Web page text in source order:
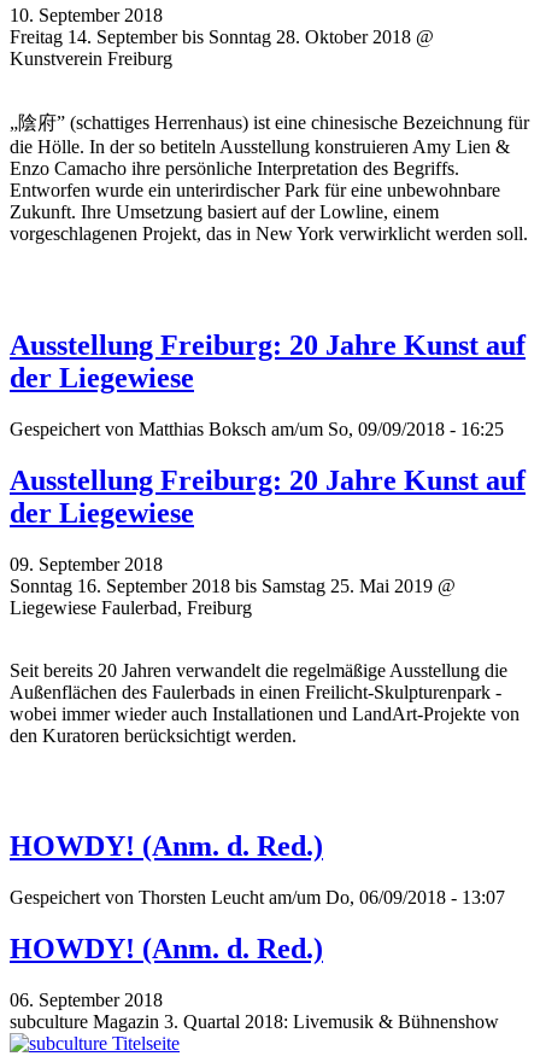
10. September 2018
Freitag 14. September bis Sonntag 28. Oktober 2018 @
Kunstverein Freiburg
„陰府” (schattiges Herrenhaus) ist eine chinesische Bezeichnung für
die Hölle. In der so betiteln Ausstellung konstruieren Amy Lien &
Enzo Camacho ihre persönliche Interpretation des Begriffs.
Entworfen wurde ein unterirdischer Park für eine unbewohnbare
Zukunft. Ihre Umsetzung basiert auf der Lowline, einem
vorgeschlagenen Projekt, das in New York verwirklicht werden soll.
Ausstellung Freiburg: 20 Jahre Kunst auf
der Liegewiese
Gespeichert von Matthias Boksch am/um So, 09/09/2018 - 16:25
Ausstellung Freiburg: 20 Jahre Kunst auf
der Liegewiese
09. September 2018
Sonntag 16. September 2018 bis Samstag 25. Mai 2019 @
Liegewiese Faulerbad, Freiburg
Seit bereits 20 Jahren verwandelt die regelmäßige Ausstellung die
Außenflächen des Faulerbads in einen Freilicht-Skulpturenpark -
wobei immer wieder auch Installationen und LandArt-Projekte von
den Kuratoren berücksichtigt werden.
HOWDY! (Anm. d. Red.)
Gespeichert von Thorsten Leucht am/um Do, 06/09/2018 - 13:07
HOWDY! (Anm. d. Red.)
06. September 2018
subculture Magazin 3. Quartal 2018: Livemusik & Bühnenshow